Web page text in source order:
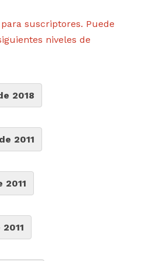
suscriptores. Puede
niveles de
2018
2011
2011